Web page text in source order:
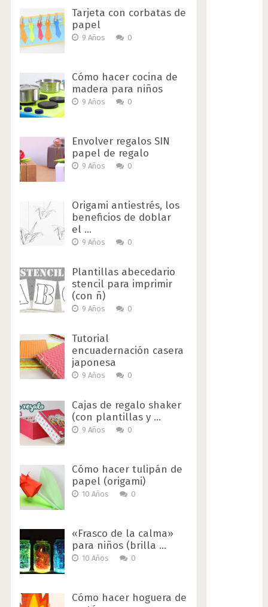
Tarjeta con corbatas de
papel
9 Años 0
Cómo hacer cocina de
madera para niños
9 Años 0
Envolver regalos SIN
papel de regalo
9 Años 0
Origami antiestrés, los
beneficios de doblar
el …
9 Años 0
Plantillas abecedario
stencil para imprimir
(con ñ)
9 Años 0
Tutorial
encuadernación casera
japonesa
9 Años 0
Cajas de regalo shaker
(con plantillas y …
9 Años 0
Cómo hacer tulipán de
papel (origami)
10 Años 0
«Frasco de la calma»
para niños (brilla …
10 Años 0
Cómo hacer hoguera de